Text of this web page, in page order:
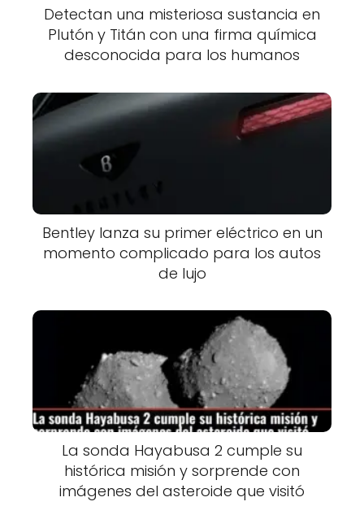
Detectan una misteriosa sustancia en
Plutón y Titán con una firma química
desconocida para los humanos
Bentley lanza su primer eléctrico en un
momento complicado para los autos
de lujo
La sonda Hayabusa 2 cumple su
histórica misión y sorprende con
imágenes del asteroide que visitó